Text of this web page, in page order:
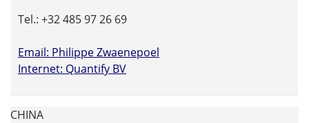
Tel.: +32 485 97 26 69
Email: Philippe Zwaenepoel
Internet: Quantify BV
CHINA